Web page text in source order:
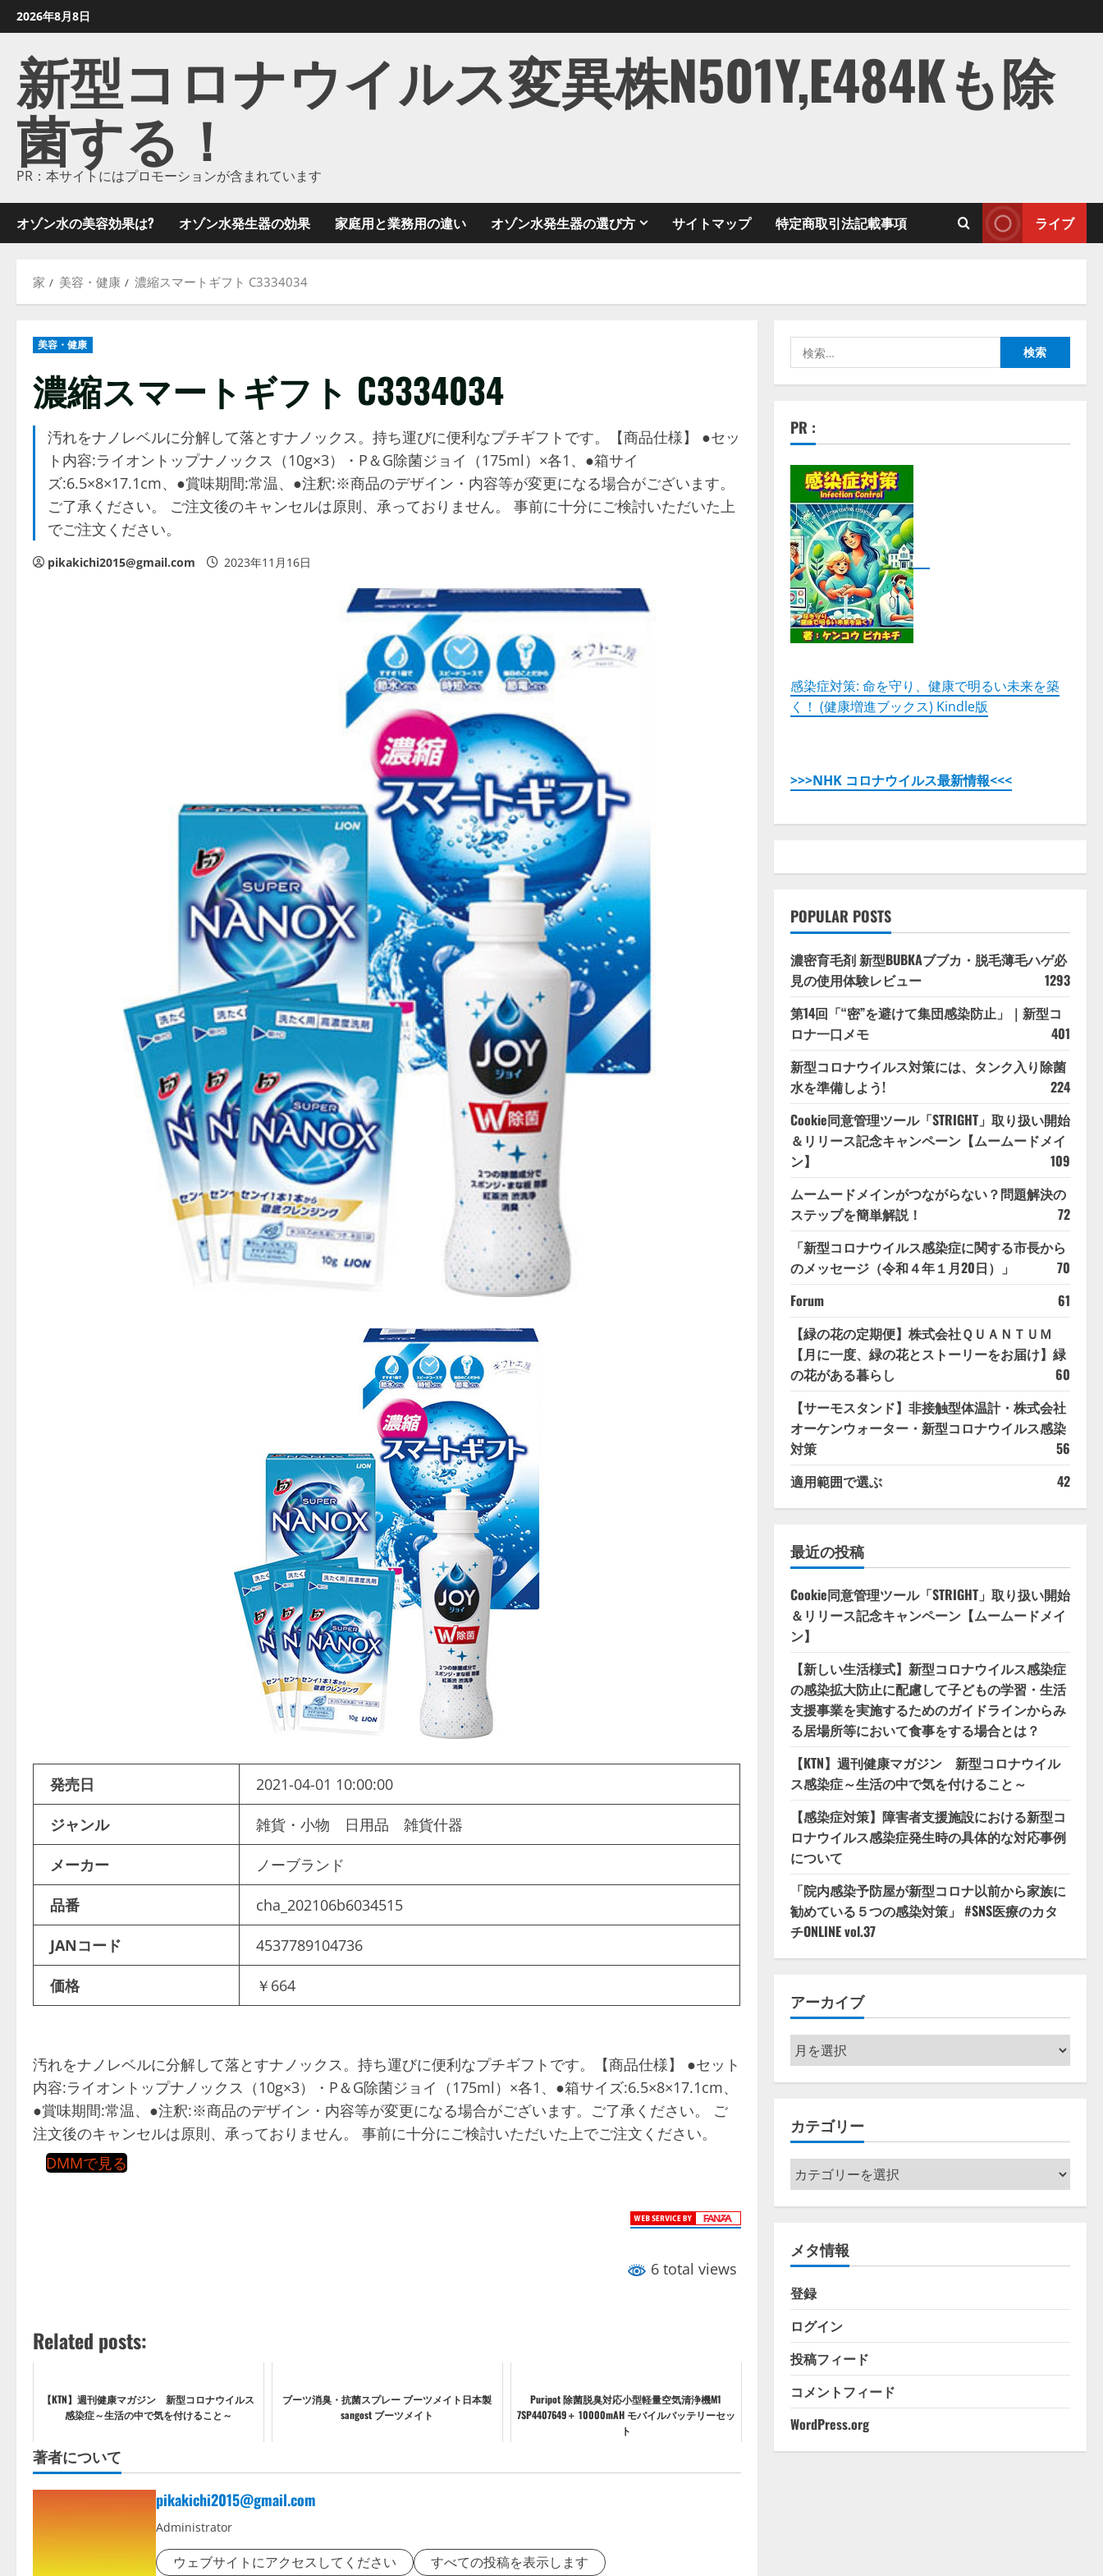
ン
2026年8月8日
新型コロナウイルス変異株N501Y,E484Kも除
菌する！
PR：本サイトにはプロモーションが含まれています
オゾン水の美容効果は? オゾン水発生器の効果 家庭用と業務用の違い オゾン水発生器の選び方 サイトマップ 特定商取引法記載事項 ライブ
家 美容・健康 濃縮スマートギフト C3334034
美容・健康
濃縮スマートギフト C3334034
汚れをナノレベルに分解して落とすナノックス。持ち運びに便利なプチギフトです。【商品仕様】 ●セッ
ト内容:ライオントップナノックス（10g×3）・P＆G除菌ジョイ（175ml）×各1、●箱サイ
ズ:6.5×8×17.1cm、●賞味期間:常温、●注釈:※商品のデザイン・内容等が変更になる場合がございます。
ご了承ください。 ご注文後のキャンセルは原則、承っておりません。 事前に十分にご検討いただいた上
でご注文ください。
pikakichi2015@gmail.com 2023年11月16日
発売日 2021-04-01 10:00:00
ジャンル 雑貨・小物 日用品 雑貨什器
メーカー ノーブランド
品番 cha_202106b6034515
JANコード 4537789104736
価格 ￥664
汚れをナノレベルに分解して落とすナノックス。持ち運びに便利なプチギフトです。【商品仕様】 ●セット
内容:ライオントップナノックス（10g×3）・P＆G除菌ジョイ（175ml）×各1、●箱サイズ:6.5×8×17.1cm、
●賞味期間:常温、●注釈:※商品のデザイン・内容等が変更になる場合がございます。ご了承ください。 ご
注文後のキャンセルは原則、承っておりません。 事前に十分にご検討いただいた上でご注文ください。
DMMで見る
6 total views
Related posts:
【KTN】週刊健康マガジン 新型コロナウイルス
感染症～生活の中で気を付けること～
ブーツ消臭・抗菌スプレー ブーツメイト日本製
sangost ブーツメイト
Puripot 除菌脱臭対応小型軽量空気清浄機M1
7SP4407649＋ 10000mAH モバイルバッテリーセッ
ト
著者について
pikakichi2015@gmail.com
Administrator
ウェブサイトにアクセスしてください すべての投稿を表示します
索:
PR :
感染症対策: 命を守り、健康で明るい未来を築
く！ (健康増進ブックス) Kindle版
>>>NHK コロナウイルス最新情報<<<
POPULAR POSTS
濃密育毛剤 新型BUBKAブブカ・脱毛薄毛ハゲ必
見の使用体験レビュー
1293
第14回「“密”を避けて集団感染防止」｜新型コ
ロナ一口メモ
401
新型コロナウイルス対策には、タンク入り除菌
水を準備しよう!
224
Cookie同意管理ツール「STRIGHT」取り扱い開始
＆リリース記念キャンペーン【ムームードメイ
ン】
109
ムームードメインがつながらない？問題解決の
ステップを簡単解説！
72
「新型コロナウイルス感染症に関する市長から
のメッセージ（令和４年１月20日）」
70
Forum
61
【緑の花の定期便】株式会社ＱＵＡＮＴＵＭ
【月に一度、緑の花とストーリーをお届け】緑
の花がある暮らし
60
【サーモスタンド】非接触型体温計・株式会社
オーケンウォーター・新型コロナウイルス感染
対策
56
適用範囲で選ぶ
42
最近の投稿
Cookie同意管理ツール「STRIGHT」取り扱い開始
＆リリース記念キャンペーン【ムームードメイ
ン】
【新しい生活様式】新型コロナウイルス感染症
の感染拡大防止に配慮して子どもの学習・生活
支援事業を実施するためのガイドラインからみ
る居場所等において食事をする場合とは？
【KTN】週刊健康マガジン 新型コロナウイル
ス感染症～生活の中で気を付けること～
【感染症対策】障害者支援施設における新型コ
ロナウイルス感染症発生時の具体的な対応事例
について
「院内感染予防屋が新型コロナ以前から家族に
勧めている５つの感染対策」 #SNS医療のカタ
チONLINE vol.37
アーカイブ
ア
ー
カ
ブ
カテゴリー
カ
テ
ゴ
ー
メタ情報
登録
ログイン
投稿フィード
コメントフィード
WordPress.org